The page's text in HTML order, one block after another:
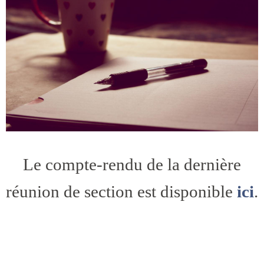
Le compte-rendu de la dernière
réunion de section est disponible ici.